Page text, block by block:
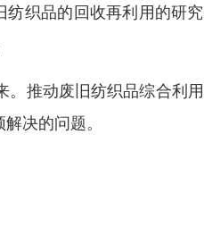
纺织品的回收再利用的研
。推动废旧纺织品综合利
决的问题。